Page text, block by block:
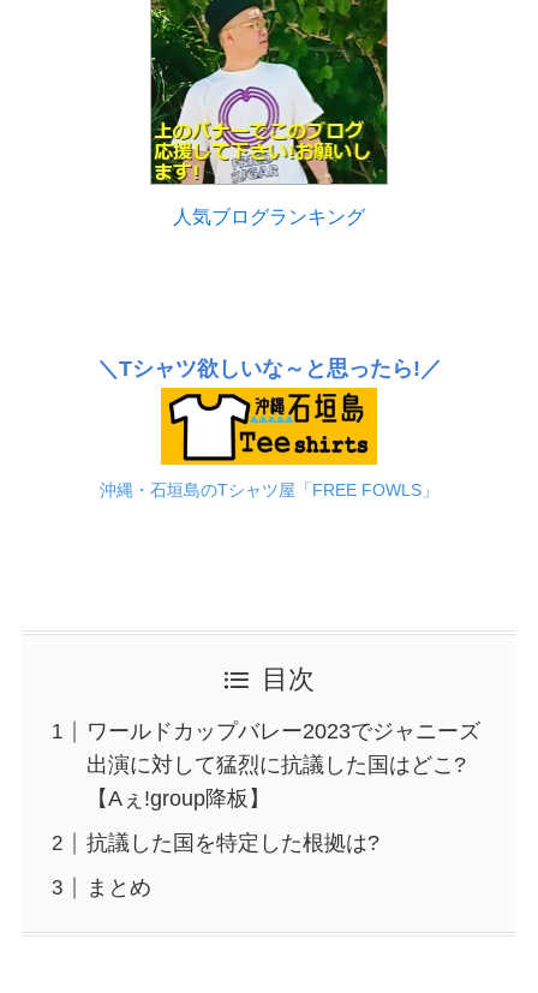
人気ブログランキング
＼Tシャツ欲しいな～と思ったら!／
沖縄・石垣島のTシャツ屋「FREE FOWLS」
目次
ワールドカップバレー2023でジャニーズ
出演に対して猛烈に抗議した国はどこ?
【Aぇ!group降板】
抗議した国を特定した根拠は?
まとめ